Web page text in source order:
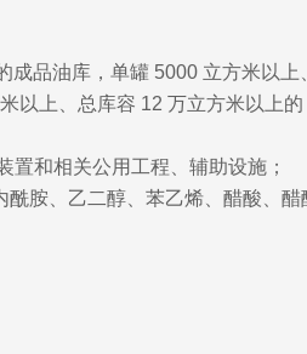
成品油库，单罐 5000 立方米以上
以上、总库容 12 万立方米以上
置和相关公用工程、辅助设施；
胺、乙二醇、苯乙烯、醋酸、